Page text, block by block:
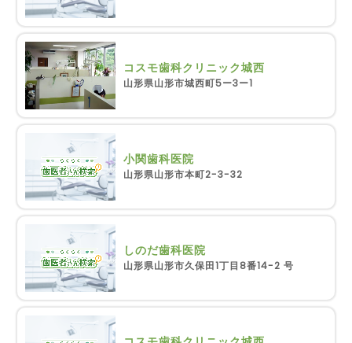
コスモ歯科クリニック城西
山形県山形市城西町5ー3ー1
小関歯科医院
山形県山形市本町2-3-32
しのだ歯科医院
山形県山形市久保田1丁目8番14-2 号